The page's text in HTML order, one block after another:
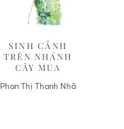
SINH CẢNH
TRÊN NHÁNH
CÂY MUA
Phan Thị Thanh Nhã